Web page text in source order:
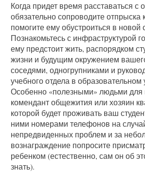
Когда придет время расставаться с
обязательно сопроводите отпрыска
помогите ему обустроиться в новой
Познакомьтесь с инфраструктурой
ему предстоит жить, распорядком
жизни и будущим окружением
соседями, одногрупниками и
учебного отдела в
Особенно «полезными» людьми для
комендант общежития или хозяин
которой будет проживать ваш
ними номерами телефонов на
непредвиденных проблем и за
вознаграждение попросите
ребенком (естественно, сам он об
знать).